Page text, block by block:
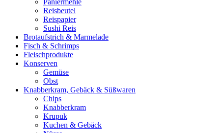
Paniermehle
Reisbeutel
Reispapier
Sushi Reis
Brotaufstrich & Marmelade
Fisch & Schrimps
Fleischprodukte
Konserven
Gemüse
Obst
Knabberkram, Gebäck & Süßwaren
Chips
Knabberkram
Krupuk
Kuchen & Gebäck